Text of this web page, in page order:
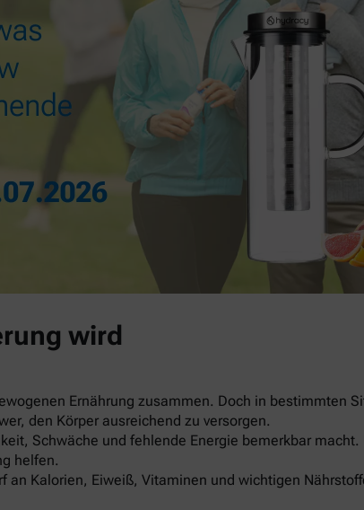
wird
Ernährung zusammen. Doch in bestimmten
den Körper ausreichend zu versorgen.
Schwäche und fehlende Energie bemerkbar
helfen.
Kalorien, Eiweiß, Vitaminen und wichtigen